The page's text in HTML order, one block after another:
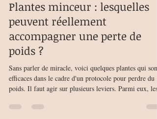
MarionB
26 mai
4 min de lecture
Plantes minceur : lesquelles
peuvent réellement
accompagner une perte de
poids ?
Sans parler de miracle, voici quelques plantes qui sont